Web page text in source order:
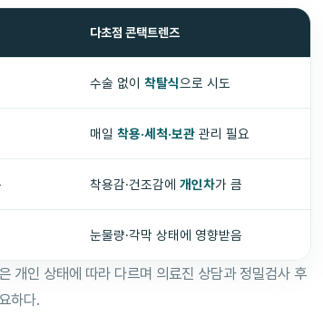
다초점 콘택트렌즈
수술 없이 착탈식으로 시도
매일 착용·세척·보관 관리 필요
착용감·건조감에 개인차가 큼
눈물량·각막 상태에 영향받음
개인 상태에 따라 다르며 의료진 상담과 정밀검사 후
하다.